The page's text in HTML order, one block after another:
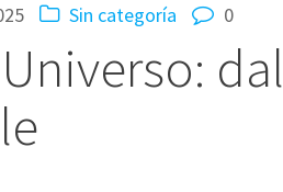
Sin categoría 0
dal